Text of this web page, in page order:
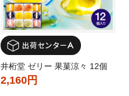
井桁堂 ゼリー 果菓涼々 12個
2,160円